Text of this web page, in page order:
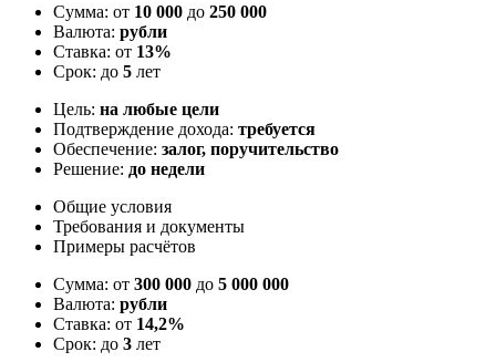
Сумма: от 10 000 до 250 000
Валюта: рубли
Ставка: от 13%
Срок: до 5 лет
Цель: на любые цели
Подтверждение дохода: требуется
Обеспечение: залог, поручительство
Решение: до недели
Общие условия
Требования и документы
Примеры расчётов
Сумма: от 300 000 до 5 000 000
Валюта: рубли
Ставка: от 14,2%
Срок: до 3 лет